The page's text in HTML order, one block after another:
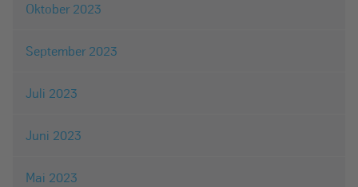
Oktober 2023
September 2023
Juli 2023
Juni 2023
Mai 2023